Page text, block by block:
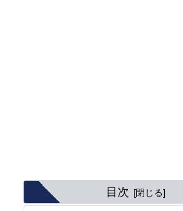
目次